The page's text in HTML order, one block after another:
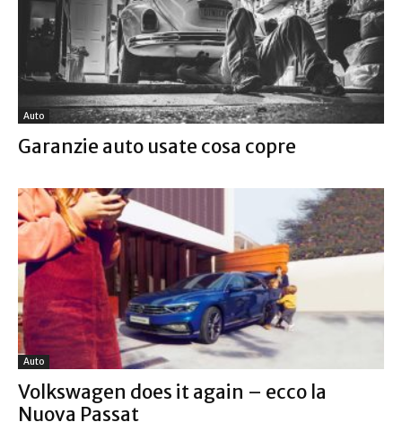
Auto
Garanzie auto usate cosa copre
Auto
Volkswagen does it again – ecco la
Nuova Passat